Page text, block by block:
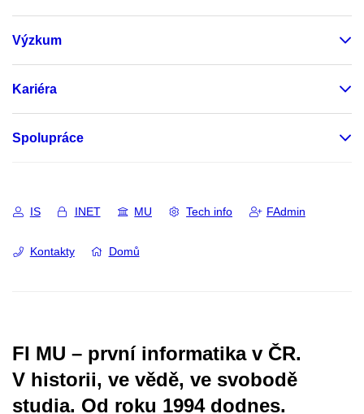
Výzkum
Kariéra
Spolupráce
IS INET MU Tech info FAdmin
Kontakty Domů
FI MU – první informatika v ČR.
V historii, ve vědě, ve svobodě
studia. Od roku 1994 dodnes.